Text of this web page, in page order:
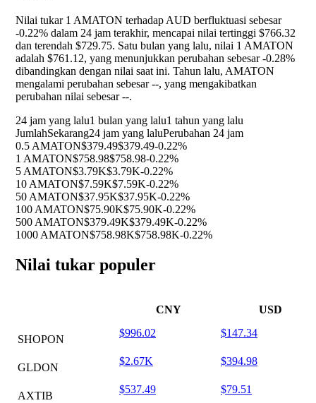
Nilai tukar 1 AMATON terhadap AUD berfluktuasi sebesar
-0.22% dalam 24 jam terakhir, mencapai nilai tertinggi $766.32
dan terendah $729.75. Satu bulan yang lalu, nilai 1 AMATON
adalah $761.12, yang menunjukkan perubahan sebesar-0.28%
dibandingkan dengan nilai saat ini. Tahun lalu, AMATON
mengalami perubahan sebesar--, yang mengakibatkan
perubahan nilai sebesar--.
24 jam yang lalu1 bulan yang lalu1 tahun yang lalu
JumlahSekarang24 jam yang laluPerubahan 24 jam
0.5 AMATON$379.49$379.49-0.22%
1 AMATON$758.98$758.98-0.22%
5 AMATON$3.79K$3.79K-0.22%
10 AMATON$7.59K$7.59K-0.22%
50 AMATON$37.95K$37.95K-0.22%
100 AMATON$75.90K$75.90K-0.22%
500 AMATON$379.49K$379.49K-0.22%
1000 AMATON$758.98K$758.98K-0.22%
Nilai tukar populer
CNY USD
SHOPON
$996.02 $147.34
GLDON
$2.67K $394.98
AXTIB
$537.49 $79.51